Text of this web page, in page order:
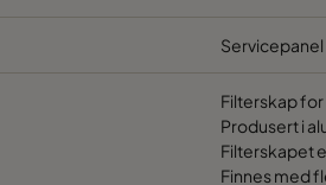
Filterskap
Produsert i
Filterskapet
Finnes med